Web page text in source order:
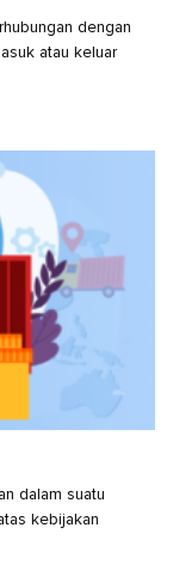
dengan
atau keluar
dalam suatu
kebijakan